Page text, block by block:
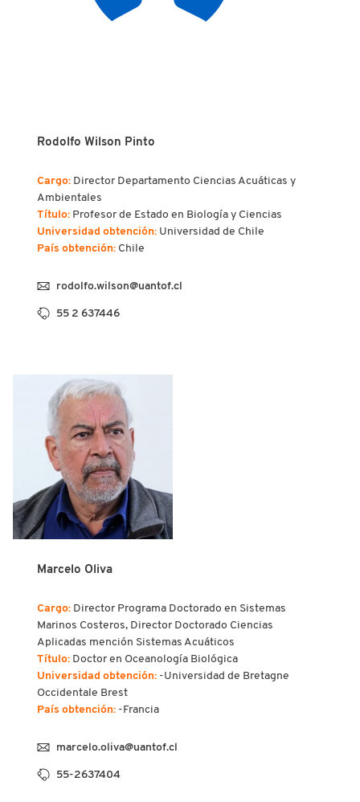
Rodolfo Wilson Pinto
Cargo: Director Departamento Ciencias Acuáticas y
Ambientales
Título: Profesor de Estado en Biología y Ciencias
Universidad obtención: Universidad de Chile
País obtención: Chile
rodolfo.wilson@uantof.cl
55 2 637446
Marcelo Oliva
Cargo: Director Programa Doctorado en Sistemas
Marinos Costeros, Director Doctorado Ciencias
Aplicadas mención Sistemas Acuáticos
Título: Doctor en Oceanología Biológica
Universidad obtención: -Universidad de Bretagne
Occidentale Brest
País obtención: -Francia
marcelo.oliva@uantof.cl
55-2637404